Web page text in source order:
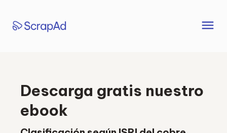
contenido
menu
Descarga gratis nuestro
ebook